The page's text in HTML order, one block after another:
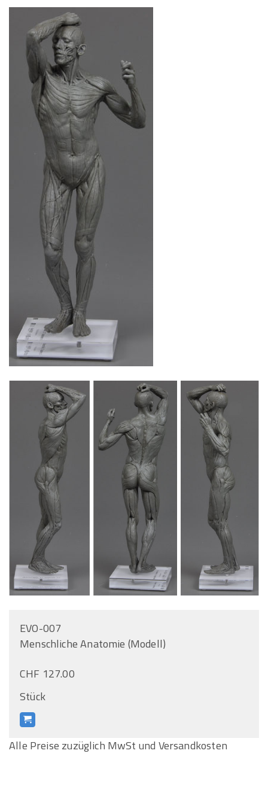
EVO-007
Menschliche Anatomie (Modell)
CHF 127.00
Stück
Alle Preise zuzüglich MwSt und Versandkosten